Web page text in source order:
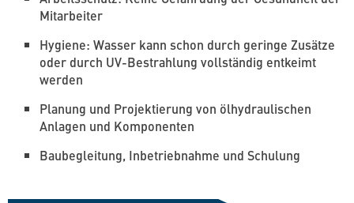
Mitarbeiter
Hygiene: Wasser kann schon durch geringe Zusätze
oder durch UV-Bestrahlung vollständig entkeimt
werden
Planung und Projektierung von ölhydraulischen
Anlagen und Komponenten
Baubegleitung, Inbetriebnahme und Schulung